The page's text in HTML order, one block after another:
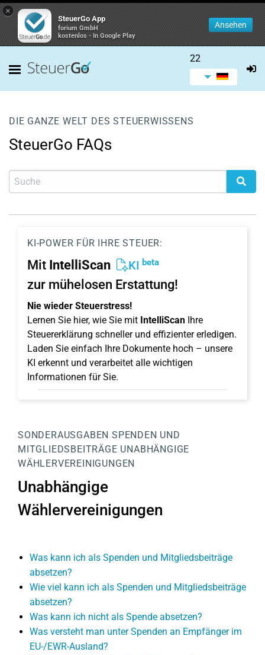
×
SteuerGo App
forium GmbH
kostenlos - In Google Play
Ansehen
22
DIE GANZE WELT DES STEUERWISSENS
SteuerGo FAQs
KI-POWER FÜR IHRE STEUER:
Mit IntelliScan KI beta
zur mühelosen Erstattung!
Nie wieder Steuerstress!
Lernen Sie hier, wie Sie mit IntelliScan Ihre
Steuererklärung schneller und effizienter erledigen.
Laden Sie einfach Ihre Dokumente hoch – unsere
KI erkennt und verarbeitet alle wichtigen
Informationen für Sie.
SONDERAUSGABEN SPENDEN UND
MITGLIEDSBEITRÄGE UNABHÄNGIGE
WÄHLERVEREINIGUNGEN
Unabhängige
Wählervereinigungen
Was kann ich als Spenden und Mitgliedsbeiträge
absetzen?
Wie viel kann ich als Spenden und Mitgliedsbeiträge
absetzen?
Was kann ich nicht als Spende absetzen?
Was versteht man unter Spenden an Empfänger im
EU-/EWR-Ausland?